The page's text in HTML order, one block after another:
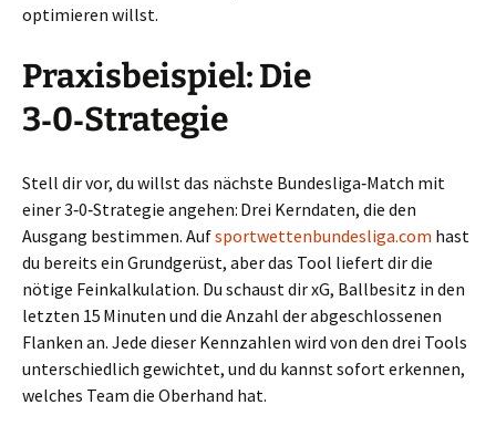
optimieren willst.
Praxisbeispiel: Die
3‑0‑Strategie
Stell dir vor, du willst das nächste Bundesliga‑Match mit
einer 3‑0‑Strategie angehen: Drei Kerndaten, die den
Ausgang bestimmen. Aufsportwettenbundesliga.com hast
du bereits ein Grundgerüst, aber das Tool liefert dir die
nötige Feinkalkulation. Du schaust dir xG, Ballbesitz in den
letzten 15 Minuten und die Anzahl der abgeschlossenen
Flanken an. Jede dieser Kennzahlen wird von den drei Tools
unterschiedlich gewichtet, und du kannst sofort erkennen,
welches Team die Oberhand hat.